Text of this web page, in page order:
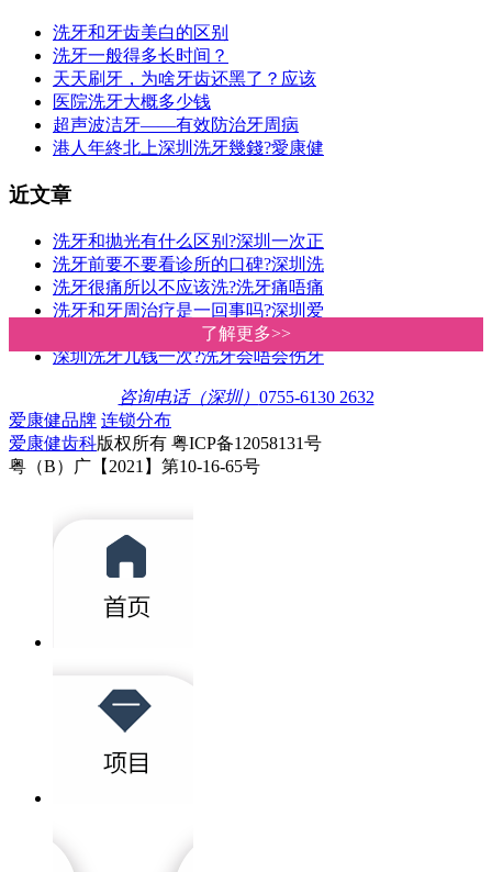
了解更多>>
了解更多>>
洗牙和牙齿美白的区别
洗牙一般得多长时间？
天天刷牙，为啥牙齿还黑了？应该
医院洗牙大概多少钱
超声波洁牙——有效防治牙周病
港人年終北上深圳洗牙幾錢?愛康健
近文章
洗牙和抛光有什么区别?深圳一次正
洗牙前要不要看诊所的口碑?深圳洗
洗牙很痛所以不应该洗?洗牙痛唔痛
洗牙和牙周治疗是一回事吗?深圳爱
深圳洗牙价钱|爱康健洗牙收费明细
深圳洗牙几钱一次?洗牙会唔会伤牙
咨询电话（深圳） 0755-6130 2632
爱康健品牌 连锁分布
爱康健齿科版权所有 粤ICP备12058131号
粤（B）广【2021】第10-16-65号